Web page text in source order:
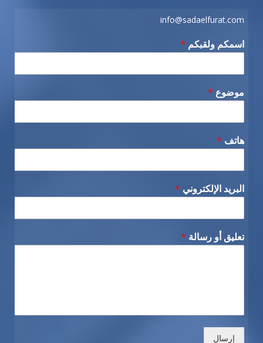
info@sadaelfurat.com
اسمكم ولقبكم *
موضوع *
هاتف *
البريد الإلكتروني *
تعليق أو رسالة *
إرسال